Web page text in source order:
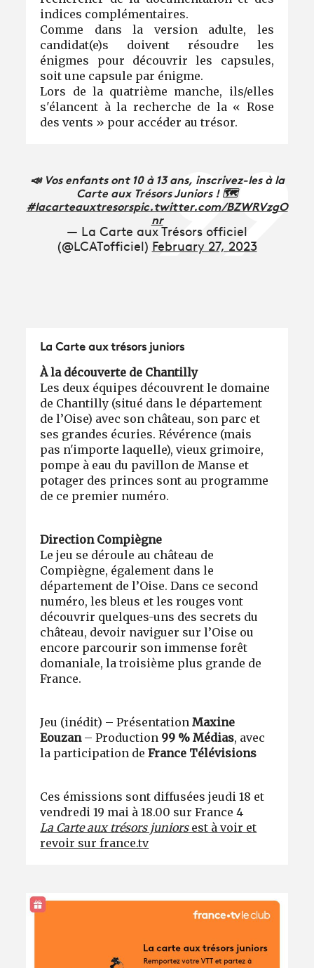
indices complémentaires.
Comme dans la version adulte, les
candidat(e)s doivent résoudre les
énigmes pour découvrir les capsules,
soit une capsule par énigme.
Lors de la quatrième manche, ils/elles
s'élancent à la recherche de la « Rose
des vents » pour accéder au trésor.
📣 Vos enfants ont 10 à 13 ans, inscrivez-les à la
Carte aux Trésors Juniors ! 🗺️
#lacarteauxtresorspic.twitter.com/BZWRVzgO
nr
— La Carte aux Trésors officiel
(@LCATofficiel) February 27, 2023
La Carte aux trésors juniors
À la découverte de Chantilly
Les deux équipes découvrent le domaine
de Chantilly (situé dans le département
de l’Oise) avec son château, son parc et
ses grandes écuries. Révérence (mais
pas n'importe laquelle), vieux grimoire,
pompe à eau du pavillon de Manse et
potager des princes sont au programme
de ce premier numéro.
Direction Compiègne
Le jeu se déroule au château de
Compiègne, également dans le
département de l’Oise. Dans ce second
numéro, les bleus et les rouges vont
découvrir quelques-uns des secrets du
château, devoir naviguer sur l’Oise ou
encore parcourir son immense forêt
domaniale, la troisième plus grande de
France.
Jeu (inédit) – PrésentationMaxine
Eouzan– Production 99 % Médias, avec
la participation deFrance Télévisions
Ces émissions sont diffusées jeudi 18 et
vendredi 19 mai à 18.00 sur France 4
La Carte aux trésors juniorsest à voir et
revoir sur france.tv